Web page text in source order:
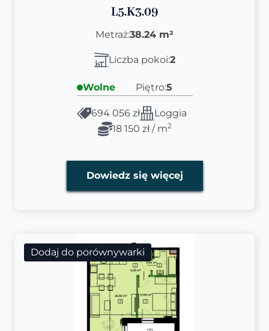
L5.K3.09
Metraż:38.24 m²
Liczba pokoi:2
Wolne Piętro:5
694 056 zł
Loggia
18 150 zł / m2
Dowiedz się więcej
Dodaj do porównywarki